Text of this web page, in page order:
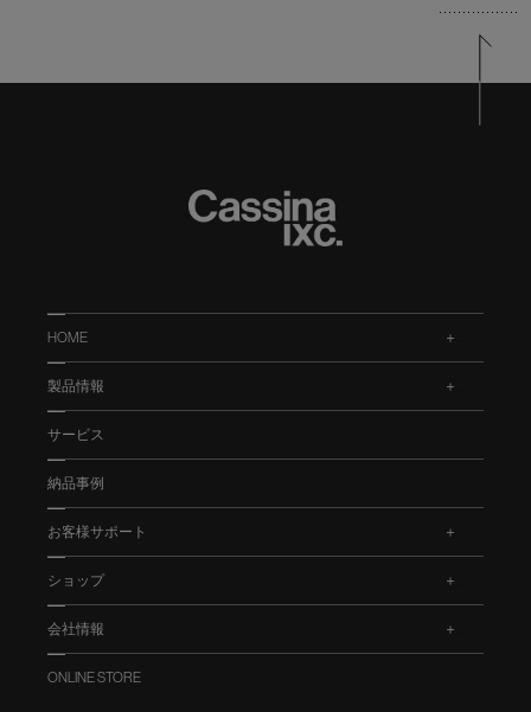
HOME
製品情報
サービス
納品事例
お客様サポート
ショップ
会社情報
ONLINE STORE